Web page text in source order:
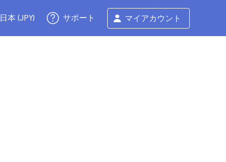
日本 (JPY) サポート マイアカウント